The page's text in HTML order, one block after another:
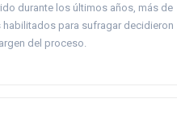
durante los últimos años, más de
habilitados para sufragar decidieron
del proceso.